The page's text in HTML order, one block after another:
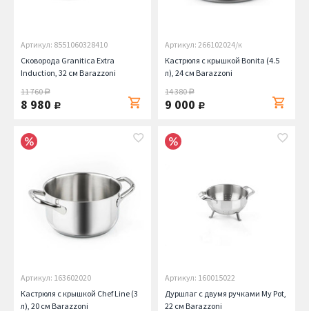
Артикул: 8551060328410
Сковорода Granitica Extra
Induction, 32 см Barazzoni
11 760руб.
8 980 руб.
Артикул: 266102024/к
Кастрюля с крышкой Bonita (4.5
л), 24 см Barazzoni
14 380руб.
9 000 руб.
Артикул: 163602020
Кастрюля с крышкой Chef Line (3
л), 20 см Barazzoni
Артикул: 160015022
Дуршлаг с двумя ручками My Pot,
22 см Barazzoni